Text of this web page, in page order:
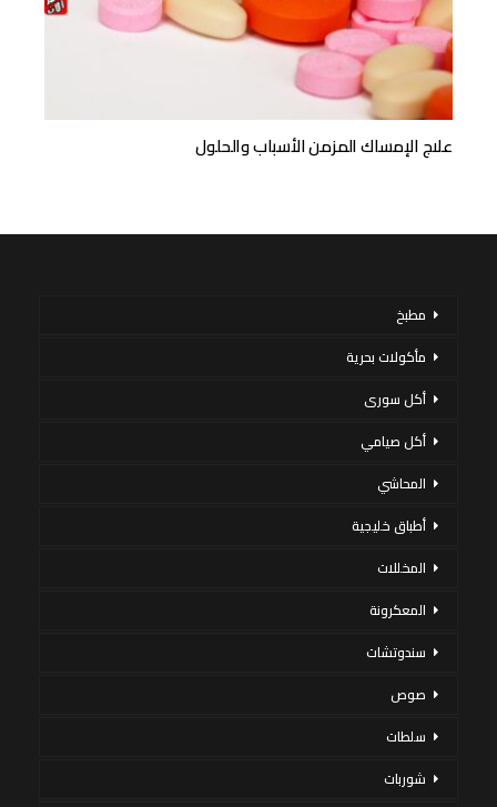
علاج الإمساك المزمن الأسباب والحلول
مطبخ
مأكولات بحرية
أكل سورى
أكل صيامي
المحاشي
أطباق خليجية
المخللات
المعكرونة
سندوتشات
صوص
سلطات
شوربات